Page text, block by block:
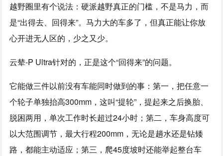
越野圈里有个说法：硬派越野真正的门槛，不是马力，而
是“出得去、回得来”。马力大的车多了，但真正能让你放
心开进无人区的，少之又少。
云辇-P Ultra针对的，正是这个“回得来”的问题。
它能做三件以前没有车能同时做到的事：第一，把任意一
个轮子单独抬高300mm，这叫“提轮”，提起来之后换胎、
脱困两用，单次工作时长超过24小时；第二，车身高度可
以大范围调节，最大行程200mm，无论是趟水还是钻矮
路，都能主动适应；第三，爬45度坡时还能举起整台车